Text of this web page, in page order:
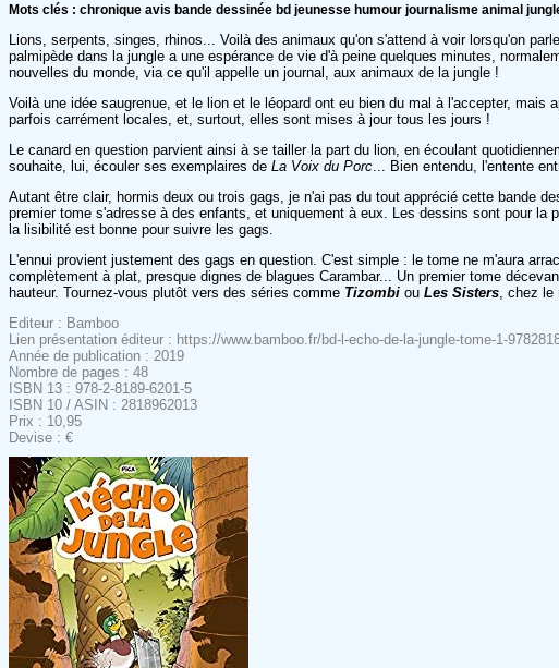
Mots clés : chronique avis bande dessinée bd jeunesse humour journalisme animal
Lions, serpents, singes, rhinos... Voilà des animaux qu'on s'attend à voir lorsqu'on
palmipède dans la jungle a une espérance de vie d'à peine quelques minutes,
nouvelles du monde, via ce qu'il appelle un journal, aux animaux de la jungle !
Voilà une idée saugrenue, et le lion et le léopard ont eu bien du mal à l'accepter,
parfois carrément locales, et, surtout, elles sont mises à jour tous les jours !
Le canard en question parvient ainsi à se tailler la part du lion, en écoulant
souhaite, lui, écouler ses exemplaires de La Voix du Porc ... Bien entendu, l'entente
Autant être clair, hormis deux ou trois gags, je n'ai pas du tout apprécié cette bande
premier tome s'adresse à des enfants, et uniquement à eux. Les dessins sont pour
la lisibilité est bonne pour suivre les gags.
L'ennui provient justement des gags en question. C'est simple : le tome ne m'aura
complètement à plat, presque dignes de blagues Carambar... Un premier tome
hauteur. Tournez-vous plutôt vers des séries comme Tizombi ou Les Sisters , chez
Editeur : Bamboo
Lien présentation éditeur : https://www.bamboo.fr/bd-l-echo-de-la-jungle-tome-1-
Année de publication : 2019
Nombre de pages : 48
ISBN 13 : 978-2-8189-6201-5
ISBN 10 / ASIN : 2818962013
Prix : 10,95
Devise : €